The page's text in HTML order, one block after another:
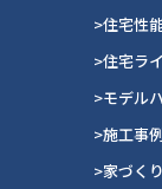
>住宅性
>住宅ラ
>モデル
>施工事
>家づく